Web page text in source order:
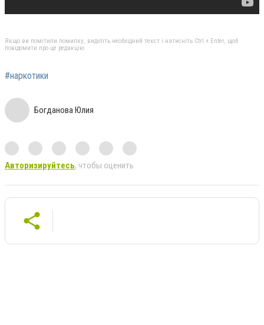
Якщо ви помітили помилку, виділіть необхідний текст і натисніть Ctrl + Enter, щоб
повідомити про це редакцію
#наркотики
Богданова Юлия
Авторизируйтесь, чтобы оценить